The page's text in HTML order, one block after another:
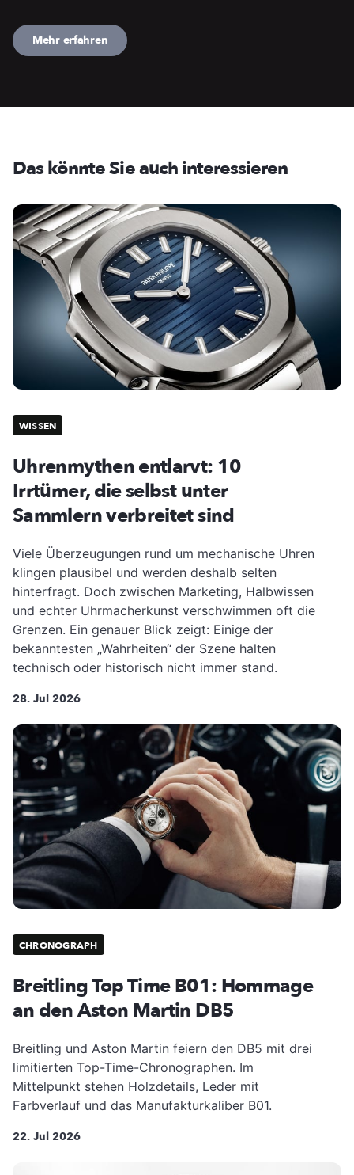
Mehr erfahren
Das könnte Sie auch interessieren
WISSEN
Uhrenmythen entlarvt: 10
Irrtümer, die selbst unter
Sammlern verbreitet sind
Viele Überzeugungen rund um mechanische Uhren
klingen plausibel und werden deshalb selten
hinterfragt. Doch zwischen Marketing, Halbwissen
und echter Uhrmacherkunst verschwimmen oft die
Grenzen. Ein genauer Blick zeigt: Einige der
bekanntesten „Wahrheiten“ der Szene halten
technisch oder historisch nicht immer stand.
28. Jul 2026
CHRONOGRAPH
Breitling Top Time B01: Hommage
an den Aston Martin DB5
Breitling und Aston Martin feiern den DB5 mit drei
limitierten Top-Time-Chronographen. Im
Mittelpunkt stehen Holzdetails, Leder mit
Farbverlauf und das Manufakturkaliber B01.
22. Jul 2026